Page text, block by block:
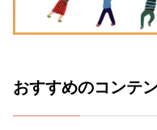
おすすめのコンテン